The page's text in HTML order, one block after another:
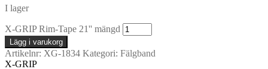
I lager
X-GRIP Rim-Tape 21'' mängd
Lägg i varukorg
Artikelnr: XG-1834 Kategori: Fälgband
X-GRIP